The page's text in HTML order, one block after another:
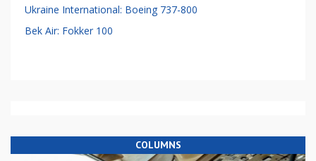
Ukraine International: Boeing 737-800
Bek Air: Fokker 100
COLUMNS